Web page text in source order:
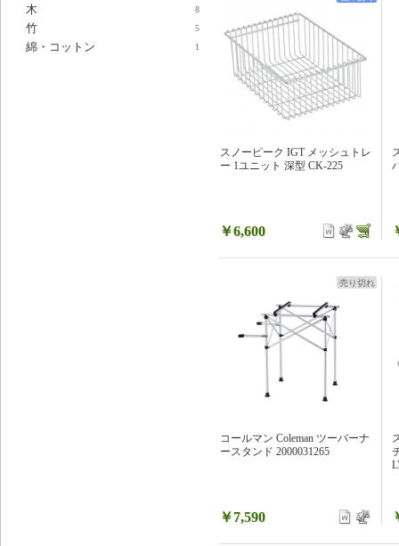
スノーピーク IGT メッシュトレ
ー 1ユニット 深型 CK-225
￥6,600
コールマン Coleman ツーバーナ
ースタンド 2000031265
￥7,590
売り切れ
木 8
竹 5
綿・コットン 1